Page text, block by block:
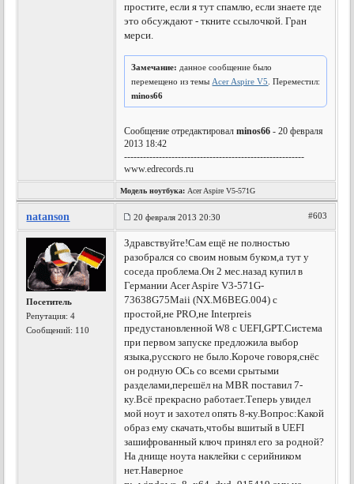
простите, если я тут спамлю, если знаете где
это обсуждают - ткните ссылочкой. Гран
мерси.
Замечание: данное сообщение было
перемещено из темы Acer Aspire V5 . Переместил:
minos66
Сообщение отредактировалminos66 - 20 февраля
2013 18:42
---------------------------------------------------------
www.edrecords.ru
Модель ноутбука: Acer Aspire V5-571G
natanson 20 февраля 2013 20:30 #603
Посетитель
Репутация:4
Сообщений: 110
Здравствуйте!Сам ещё не полностью
разобрался со своим новым буком,а тут у
соседа проблема.Он 2 мес.назад купил в
Германии Acer Aspire V3-571G-
73638G75Maii (NX.M6BEG.004) с
простой,не PRO,не Interpreis
предустановленной W8 с UEFI,GPT.Система
при первом запуске предложила выбор
языка,русского не было.Короче говоря,снёс
он родную ОСь со всеми срытыми
разделами,перешёл на MBR поставил 7-
ку.Всё прекрасно работает.Теперь увидел
мой ноут и захотел опять 8-ку.Вопрос:Какой
образ ему скачать,чтобы вшитый в UEFI
зашифрованный ключ принял его за родной?
На днище ноута наклейки с серийником
нет.Наверное